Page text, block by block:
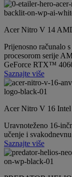
Acer Nitro V 14
Prijenosno računalo
procesorom serije
GeForce RTX™
Saznajte više
Acer Nitro V 16 Intel
Uravnoteženo 16-
učenje i
Saznajte više